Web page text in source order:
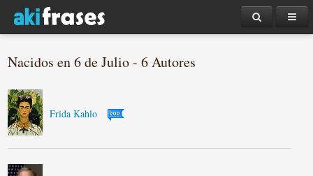
Nacidos en 6 de Julio - 6 Autores
Frida Kahlo